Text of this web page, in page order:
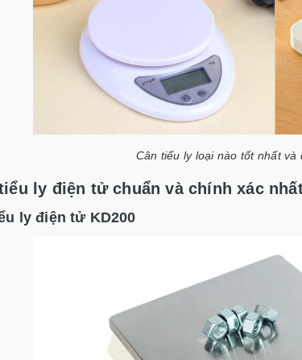
Cân tiểu ly loại nào tốt nhất
ly điện tử chuẩn và chính xác
ly điện tử KD200